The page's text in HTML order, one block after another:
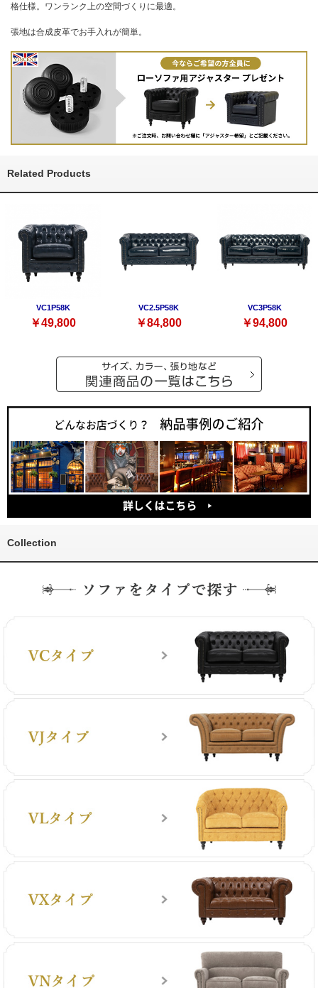
格仕様。ワンランク上の空間づくりに最適。
張地は合成皮革でお手入れが簡単。
Related Products
VC1P58K
￥49,800
VC2.5P58K
￥84,800
VC3P58K
￥94,800
Collection